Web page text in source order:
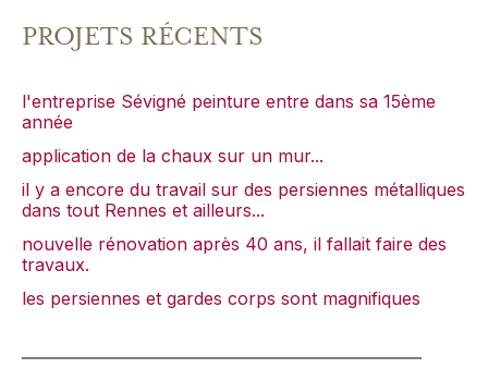
PROJETS RÉCENTS
l'entreprise Sévigné peinture entre dans sa 15ème
année
application de la chaux sur un mur...
il y a encore du travail sur des persiennes métalliques
dans tout Rennes et ailleurs...
nouvelle rénovation après 40 ans, il fallait faire des
travaux.
les persiennes et gardes corps sont magnifiques